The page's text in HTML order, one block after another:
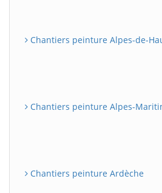
Chantiers peinture Alpes-de-
Chantiers peinture Alpes-
Chantiers peinture Ardèche